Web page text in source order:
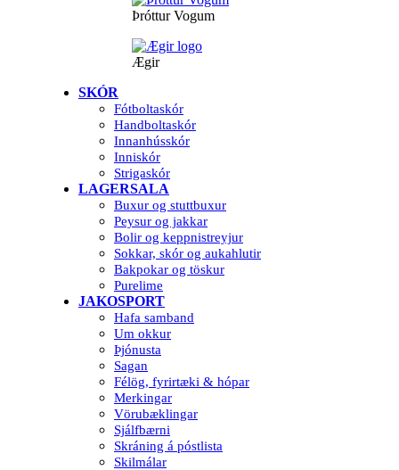
Þróttur Vogum
Ægir
SKÓR
Fótboltaskór
Handboltaskór
Innanhússkór
Inniskór
Strigaskór
LAGERSALA
Buxur og stuttbuxur
Peysur og jakkar
Bolir og keppnistreyjur
Sokkar, skór og aukahlutir
Bakpokar og töskur
Purelime
JAKOSPORT
Hafa samband
Um okkur
Þjónusta
Sagan
Félög, fyrirtæki & hópar
Merkingar
Vörubæklingar
Sjálfbærni
Skráning á póstlista
Skilmálar